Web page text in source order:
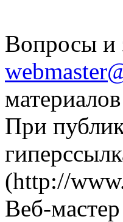
Вопросы и
При
(http://
Веб-